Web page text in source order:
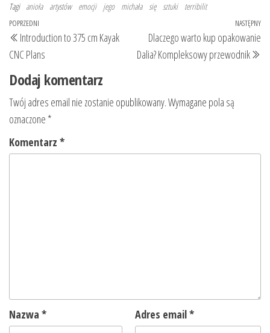
Tagi anioła artystów emocji jego michała się sztuki terribilit
Nawigacja
wpisu
Poprzedni
wpis
POPRZEDNI
Introduction to 375 cm Kayak
CNC Plans
NASTĘPNY
Dlaczego warto kup opakowanie
Dalia? Kompleksowy przewodnik
Dodaj komentarz
Twój adres email nie zostanie opublikowany.Wymagane pola są
oznaczone *
Komentarz *
Nazwa * Adres email*